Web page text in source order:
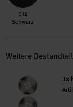
014 Schwarz
014
Schwarz
Weitere
3x